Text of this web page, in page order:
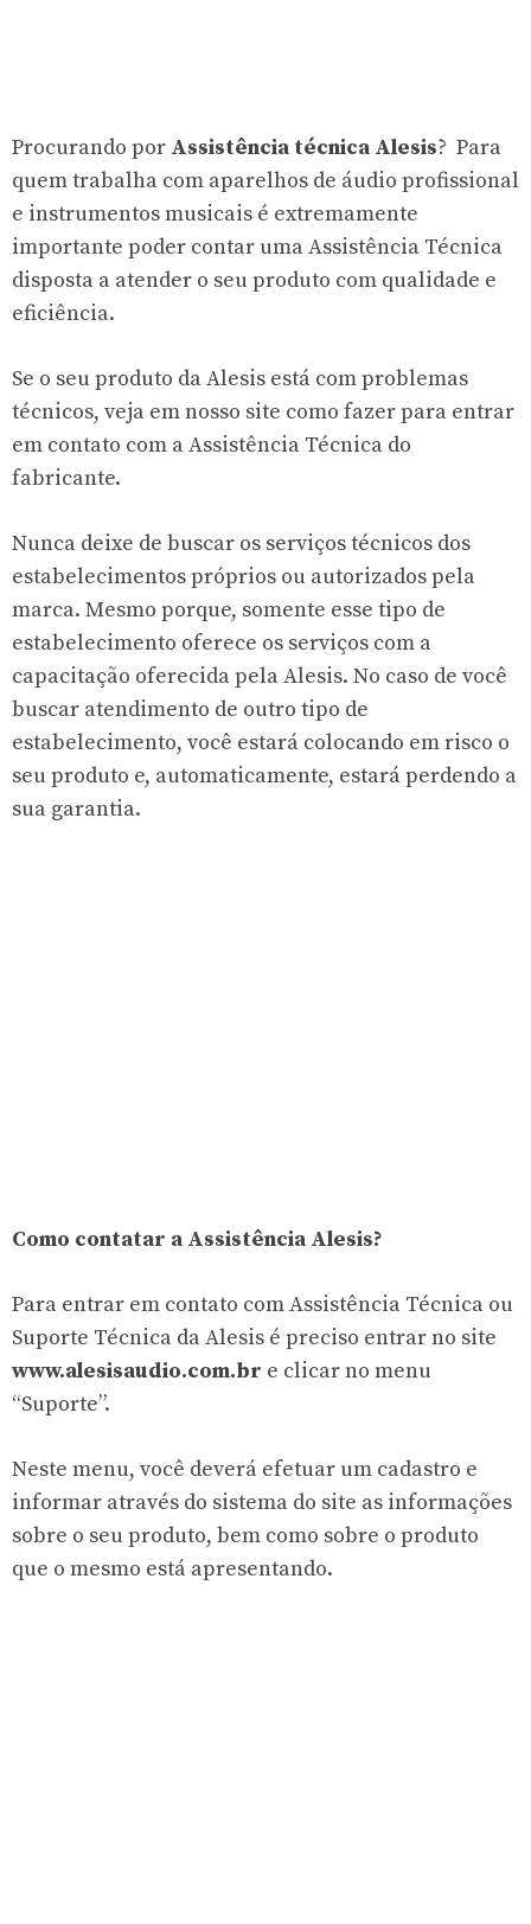
Procurando por Assistência técnica Alesis? Para
quem trabalha com aparelhos de áudio profissional
e instrumentos musicais é extremamente
importante poder contar uma Assistência Técnica
disposta a atender o seu produto com qualidade e
eficiência.
Se o seu produto da Alesis está com problemas
técnicos, veja em nosso site como fazer para entrar
em contato com a Assistência Técnica do
fabricante.
Nunca deixe de buscar os serviços técnicos dos
estabelecimentos próprios ou autorizados pela
marca. Mesmo porque, somente esse tipo de
estabelecimento oferece os serviços com a
capacitação oferecida pela Alesis. No caso de você
buscar atendimento de outro tipo de
estabelecimento, você estará colocando em risco o
seu produto e, automaticamente, estará perdendo a
sua garantia.
Como contatar a Assistência Alesis?
Para entrar em contato com Assistência Técnica ou
Suporte Técnica da Alesis é preciso entrar no site
www.alesisaudio.com.br e clicar no menu
“Suporte”.
Neste menu, você deverá efetuar um cadastro e
informar através do sistema do site as informações
sobre o seu produto, bem como sobre o produto
que o mesmo está apresentando.